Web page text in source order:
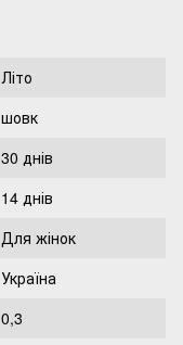
Літо
шовк
30 днів
14 днів
Для жінок
Україна
0,3